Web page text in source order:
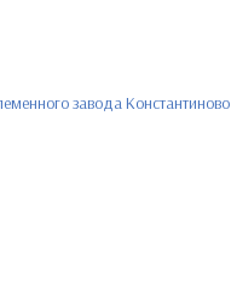
завода Константиново